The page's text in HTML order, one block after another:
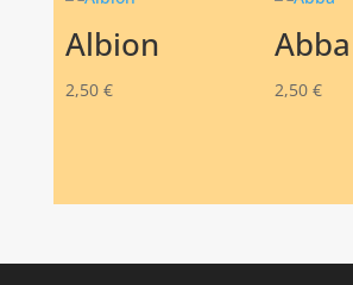
Albion
2,50 €
Abba
2,50 €